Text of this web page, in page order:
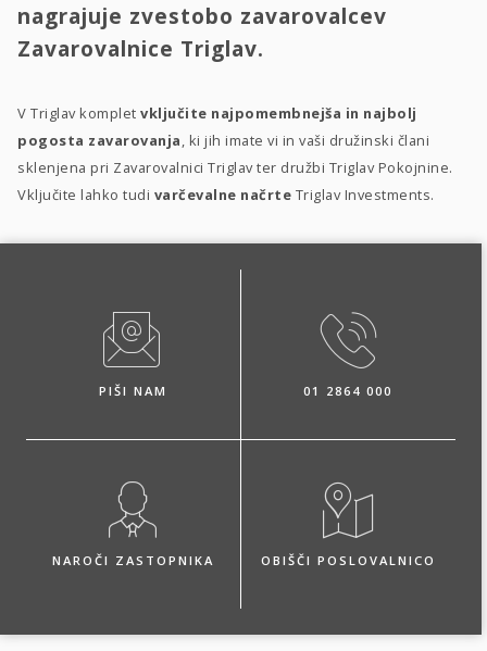
nagrajuje zvestobo zavarovalcev
Zavarovalnice Triglav.
V Triglav komplet vključite najpomembnejša in najbolj
pogosta zavarovanja, ki jih imate vi in vaši družinski člani
sklenjena pri Zavarovalnici Triglav ter družbi Triglav Pokojnine.
Vključite lahko tudi varčevalne načrte Triglav Investments.
PIŠI NAM 01 2864 000
NAROČI ZASTOPNIKA OBIŠČI POSLOVALNICO